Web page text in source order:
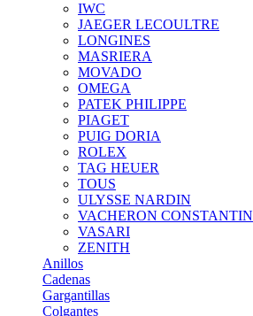
IWC
JAEGER LECOULTRE
LONGINES
MASRIERA
MOVADO
OMEGA
PATEK PHILIPPE
PIAGET
PUIG DORIA
ROLEX
TAG HEUER
TOUS
ULYSSE NARDIN
VACHERON CONSTANTIN
VASARI
ZENITH
Anillos
Cadenas
Gargantillas
Colgantes